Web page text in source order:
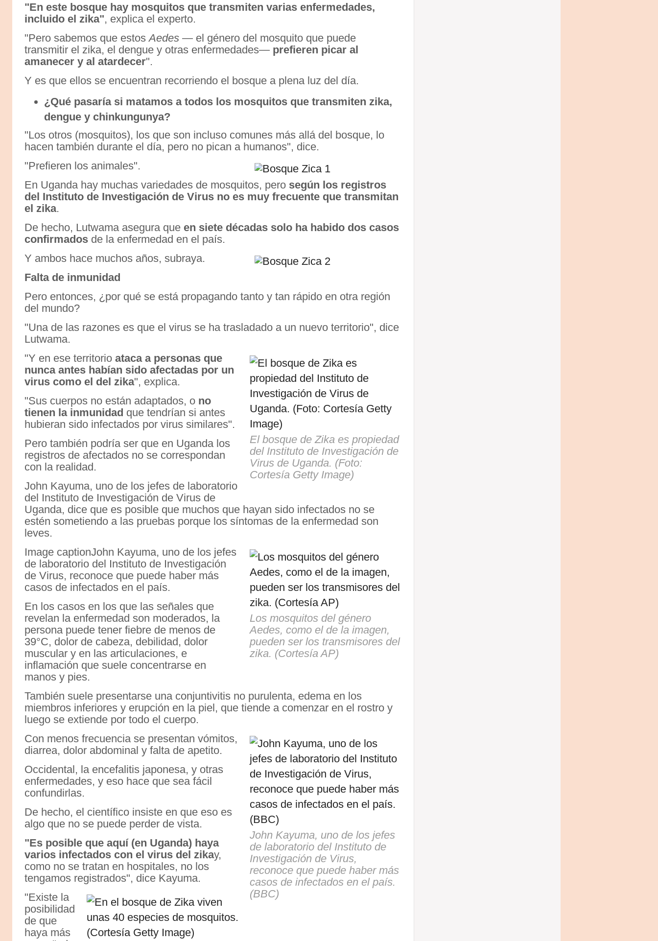
"En este bosque hay mosquitos que transmiten varias enfermedades,
incluido el zika", explica el experto.
"Pero sabemos que estosAedes — el género del mosquito que puede
transmitir el zika, el dengue y otras enfermedades— prefieren picar al
amanecer y al atardecer".
Y es que ellos se encuentran recorriendo el bosque a plena luz del día.
¿Qué pasaría si matamos a todos los mosquitos que transmiten zika,
dengue y chinkungunya?
"Los otros (mosquitos), los que son incluso comunes más allá del bosque, lo
hacen también durante el día, pero no pican a humanos", dice.
"Prefieren los animales".
En Uganda hay muchas variedades de mosquitos, pero según los registros
del Instituto de Investigación de Virus no es muy frecuente que transmitan
el zika.
De hecho, Lutwama asegura que en siete décadas solo ha habido dos casos
confirmados de la enfermedad en el país.
Y ambos hace muchos años, subraya.
Falta de inmunidad
Pero entonces, ¿por qué se está propagando tanto y tan rápido en otra región
del mundo?
"Una de las razones es que el virus se ha trasladado a un nuevo territorio", dice
Lutwama.
El bosque de Zika es propiedad
del Instituto de Investigación de
Virus de Uganda. (Foto:
Cortesía Getty Image)
"Y en ese territorio ataca a personas que
nunca antes habían sido afectadas por un
virus como el del zika", explica.
"Sus cuerpos no están adaptados, o no
tienen la inmunidad que tendrían si antes
hubieran sido infectados por virus similares".
Pero también podría ser que en Uganda los
registros de afectados no se correspondan
con la realidad.
John Kayuma, uno de los jefes de laboratorio
del Instituto de Investigación de Virus de
Uganda, dice que es posible que muchos que hayan sido infectados no se
estén sometiendo a las pruebas porque los síntomas de la enfermedad son
leves.
Los mosquitos del género
Aedes, como el de la imagen,
pueden ser los transmisores del
zika. (Cortesía AP)
Image captionJohn Kayuma, uno de los jefes
de laboratorio del Instituto de Investigación
de Virus, reconoce que puede haber más
casos de infectados en el país.
En los casos en los que las señales que
revelan la enfermedad son moderados, la
persona puede tener fiebre de menos de
39°C, dolor de cabeza, debilidad, dolor
muscular y en las articulaciones, e
inflamación que suele concentrarse en
manos y pies.
También suele presentarse una conjuntivitis no purulenta, edema en los
miembros inferiores y erupción en la piel, que tiende a comenzar en el rostro y
luego se extiende por todo el cuerpo.
John Kayuma, uno de los jefes
de laboratorio del Instituto de
Investigación de Virus,
reconoce que puede haber más
casos de infectados en el país.
(BBC)
Con menos frecuencia se presentan vómitos,
diarrea, dolor abdominal y falta de apetito.
Occidental, la encefalitis japonesa, y otras
enfermedades, y eso hace que sea fácil
confundirlas.
De hecho, el científico insiste en que eso es
algo que no se puede perder de vista.
"Es posible que aquí (en Uganda) haya
varios infectados con el virus del zikay,
como no se tratan en hospitales, no los
tengamos registrados", dice Kayuma.
"Existe la
posibilidad
de que
haya más